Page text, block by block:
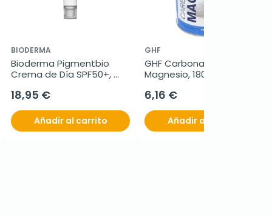
BIODERMA
Bioderma Pigmentbio
Crema de Día SPF50+,
18,95 €
Añadir al carrito
GHF
GHF Carbonato de
Magnesio, 180 gr
6,16 €
Añadir al carrito